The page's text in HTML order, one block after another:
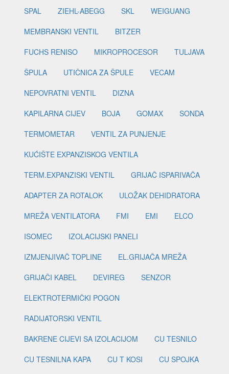
SPAL ZIEHL-ABEGG SKL
WEIGUANG
MEMBRANSKI VENTIL
BITZER
FUCHS RENISO
MIKROPROCESOR
TULJAVA
ŠPULA
UTIČNICA ZA ŠPULE
VECAM
NEPOVRATNI VENTIL
DIZNA
KAPILARNA CIJEV
BOJA GOMAX
SONDA
TERMOMETAR
VENTIL ZA PUNJENJE
KUĆIŠTE EXPANZISKOG VENTILA
TERM.EXPANZISKI VENTIL
GRIJAČ ISPARIVAČA
ADAPTER ZA ROTALOK
ULOŽAK DEHIDRATORA
MREŽA VENTILATORA
FMI EMI
ELCO
ISOMEC
IZOLACIJSKI PANELI
IZMJENJIVAČ TOPLINE
EL.GRIJAČA MREŽA
GRIJAČI KABEL
DEVIREG
SENZOR
ELEKTROTERMIČKI POGON
RADIJATORSKI VENTIL
BAKRENE CIJEVI SA IZOLACIJOM
CU TESNILO
CU TESNILNA KAPA
CU T KOSI
CU SPOJKA